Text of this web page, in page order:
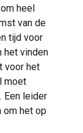
heel
van de
tijd voor
het vinden
voor het
moet
Een leider
om het op